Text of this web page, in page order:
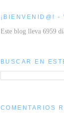
¡BIENVENID@! -
Este blog lleva 6959
BUSCAR EN
COMENTARIOS